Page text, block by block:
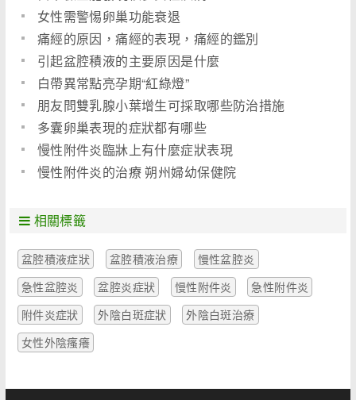
女性需警惕卵巢功能衰退
痛經的原因，痛經的表現，痛經的鑑別
引起盆腔積液的主要原因是什麼
白帶異常點亮孕期“紅綠燈”
朋友問雙乳腺小葉增生可採取哪些防治措施
多囊卵巢表現的症狀都有哪些
慢性附件炎臨牀上有什麼症狀表現
慢性附件炎的治療 朔州婦幼保健院
相關標籤
盆腔積液症狀 盆腔積液治療
慢性盆腔炎
急性盆腔炎
盆腔炎症狀 慢性附件炎
急性附件炎
附件炎症狀
外陰白斑症狀
外陰白斑治療
女性外陰瘙癢